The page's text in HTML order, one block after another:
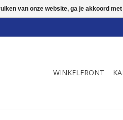
WINKELFRONT
van onze website, ga je akkoord